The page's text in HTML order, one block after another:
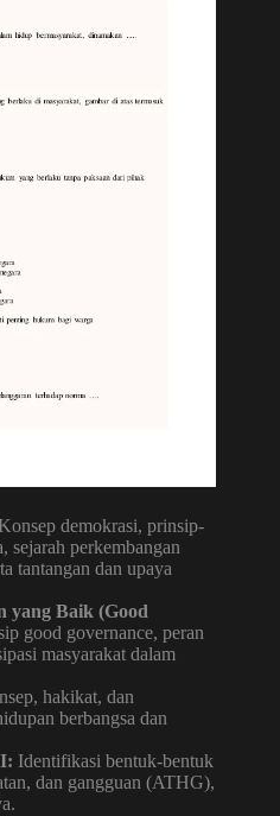
demokrasi, prinsip-
sejarah perkembangan
tantangan dan upaya
yang Baik (Good
good governance, peran
masyarakat dalam
hakikat, dan
berbangsa dan
Identifikasi bentuk-bentuk
dan gangguan (ATHG),